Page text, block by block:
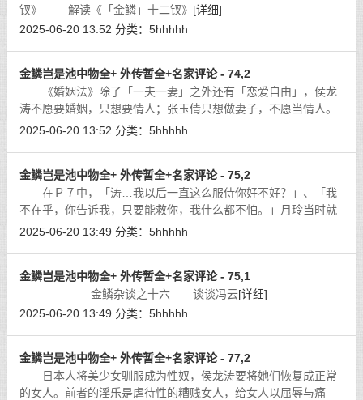
钗》 解读《「金鳞」十二钗》 [详细]
2025-06-20 13:52 分类： 5hhhhh
金鳞岂是池中物全+ 外传暂全+名家评论 - 74,2
《婚姻法》除了「一夫一妻」之外还有「恋爱自由」，侯龙
涛不愿要婚姻，只想要情人；张玉倩只想做妻子，不愿当情人。
这种现象，在理论上称之为「矛盾」。
2025-06-20 13:52 分类： 5hhhhh
金鳞岂是池中物全+ 外传暂全+名家评论 - 75,2
在Ｐ７中，「涛…我以后一直这么服侍你好不好？」、「我
不在乎，你告诉我，只要能救你，我什么都不怕。」月玲当时就
已下了决心。[详细]
2025-06-20 13:49 分类： 5hhhhh
金鳞岂是池中物全+ 外传暂全+名家评论 - 75,1
金鳞杂谈之十六 谈谈冯云[详细]
2025-06-20 13:49 分类： 5hhhhh
金鳞岂是池中物全+ 外传暂全+名家评论 - 77,2
日本人将美少女驯服成为性奴，侯龙涛要将她们恢复成正常
的女人。前者的淫乐是虐待性的糟贱女人，给女人以屈辱与痛